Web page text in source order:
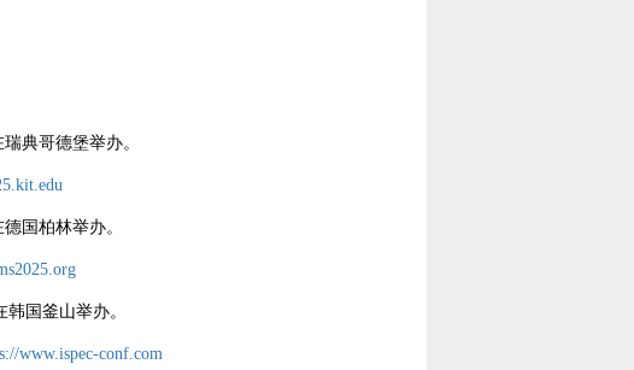
典哥德堡举办。
国柏林举办。
韩国釜山举办。
www.ispec-conf.com